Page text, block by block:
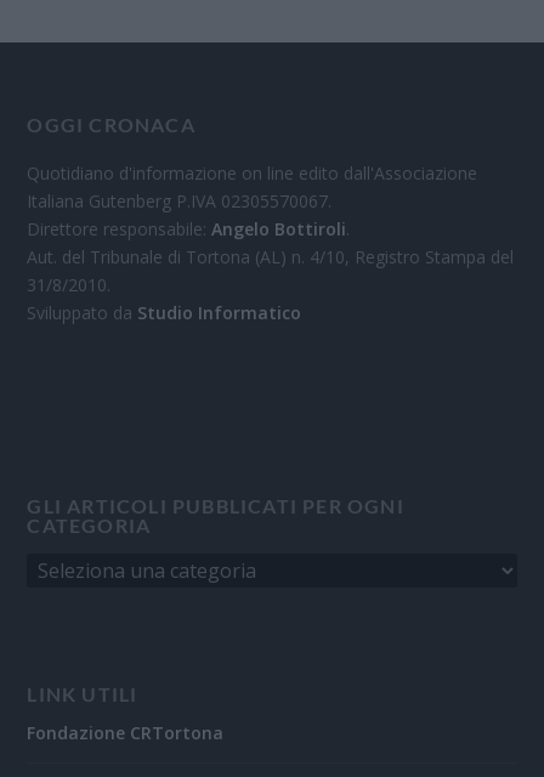
OGGI CRONACA
Quotidiano d'informazione on line edito dall'Associazione
Italiana Gutenberg P.IVA 02305570067.
Direttore responsabile:Angelo Bottiroli.
Aut. del Tribunale di Tortona (AL) n. 4/10, Registro Stampa del
31/8/2010.
Sviluppato da Studio Informatico
GLI ARTICOLI PUBBLICATI PER OGNI
CATEGORIA
LINK UTILI
Fondazione CRTortona